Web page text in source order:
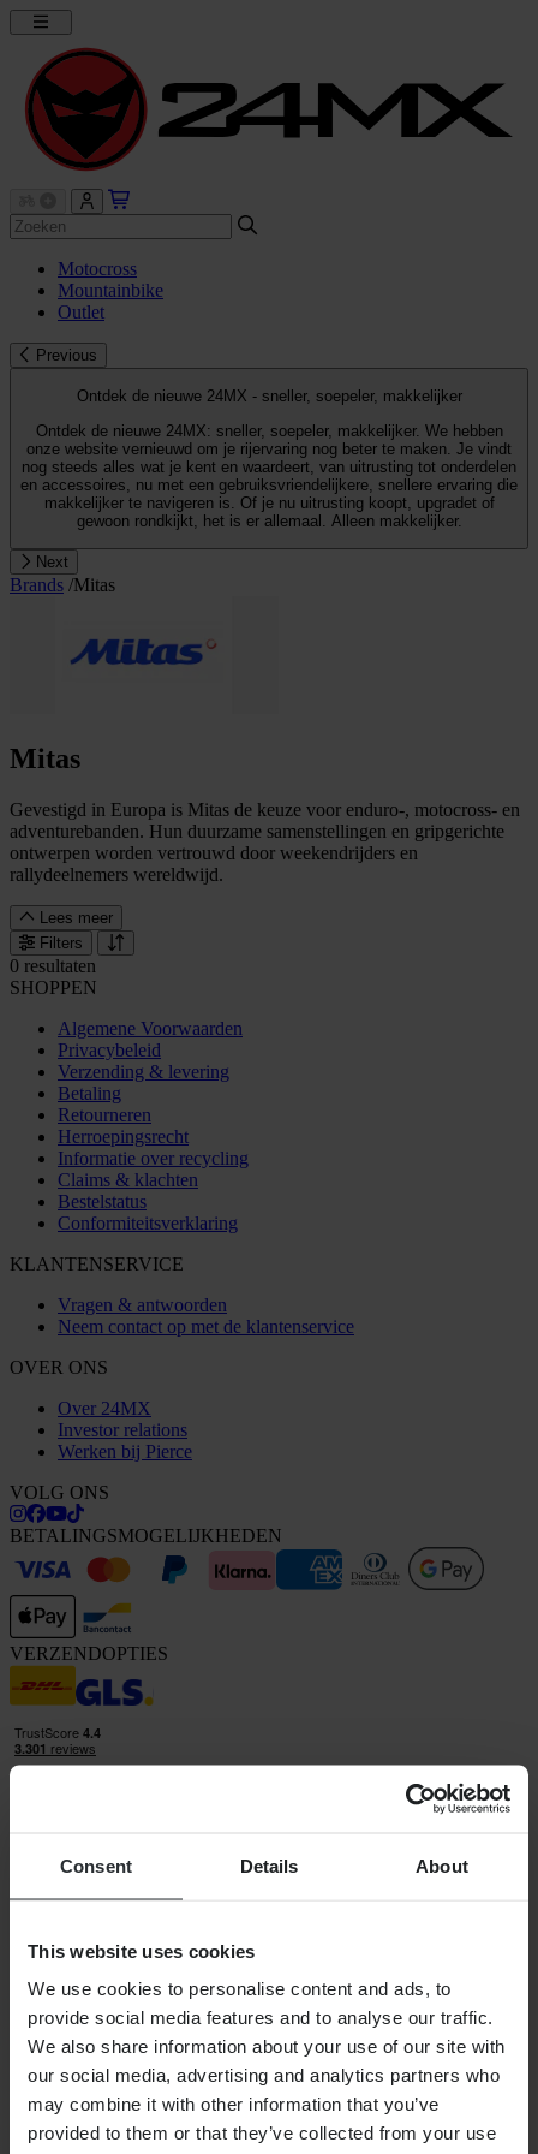
Consent Details About
This website uses cookies
We use cookies to personalise content and ads, to
provide social media features and to analyse our traffic.
We also share information about your use of our site with
our social media, advertising and analytics partners who
may combine it with other information that you’ve
provided to them or that they’ve collected from your use
Motocross
Mountainbike
Outlet
Previous
Ontdek de nieuwe 24MX - sneller, soepeler, makkelijker
Ontdek de nieuwe 24MX: sneller, soepeler, makkelijker. We hebben
onze website vernieuwd om je rijervaring nog beter te maken. Je vindt
nog steeds alles wat je kent en waardeert, van uitrusting tot onderdelen
en accessoires, nu met een gebruiksvriendelijkere, snellere ervaring die
makkelijker te navigeren is. Of je nu uitrusting koopt, upgradet of
gewoon rondkijkt, het is er allemaal. Alleen makkelijker.
Next
Brands /Mitas
Mitas
Gevestigd in Europa is Mitas de keuze voor enduro-, motocross- en
adventurebanden. Hun duurzame samenstellingen en gripgerichte
ontwerpen worden vertrouwd door weekendrijders en
rallydeelnemers wereldwijd.
Lees meer
Filters
0 resultaten
SHOPPEN
Algemene Voorwaarden
Privacybeleid
Verzending & levering
Betaling
Retourneren
Herroepingsrecht
Informatie over recycling
Claims & klachten
Bestelstatus
Conformiteitsverklaring
KLANTENSERVICE
Vragen & antwoorden
Neem contact op met de klantenservice
OVER ONS
Over 24MX
Investor relations
Werken bij Pierce
VOLG ONS
BETALINGSMOGELIJKHEDEN
VERZENDOPTIES
Bedrijfsregistratienummer: 556763-1592
Btw-registratienummer: OSS VAT NO SE556763159201
SHOPPEN
Algemene Voorwaarden
Privacybeleid
Verzending & levering
Betaling
Retourneren